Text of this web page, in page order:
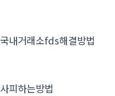
국내거래소fds해결방법
피하는방법